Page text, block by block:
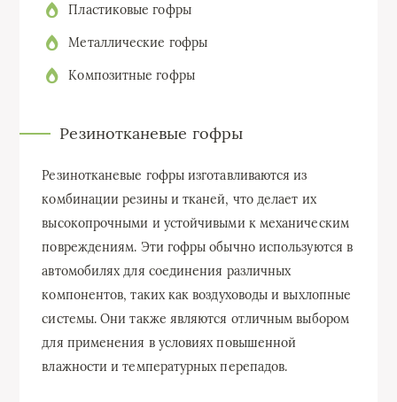
Пластиковые гофры
Металлические гофры
Композитные гофры
Резинотканевые гофры
Резинотканевые гофры изготавливаются из
комбинации резины и тканей, что делает их
высокопрочными и устойчивыми к механическим
повреждениям. Эти гофры обычно используются в
автомобилях для соединения различных
компонентов, таких как воздуховоды и выхлопные
системы. Они также являются отличным выбором
для применения в условиях повышенной
влажности и температурных перепадов.